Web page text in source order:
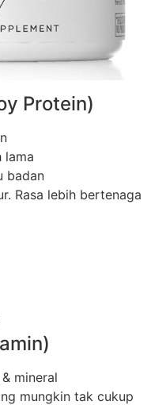
Protein)
lama
badan
Rasa lebih bertenaga
mineral
mungkin tak cukup